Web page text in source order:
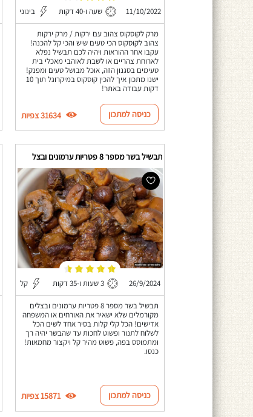
11/10/2022 שעה ו-40 דקות בינוני
מרק לקוסקוס צהוב עם ירקות / מרק ירקות
צהוב לקוסקוס הכי טעים שיש והכי קל להכנה!
עקבו אחר ההוראות ויהיה לכם תבשיל נפלא
לארוחת צהריים או לשבת לאוהבי מאכלי בית
טעימים בסגנון הזה, אוכל מבושל טעים ומפנק!
ישנו מתכון איך להכין קוסקוס במיקרוגל תוך 10
דקות עבודה באתר!
כניסה למתכון 31634 צפיות
תבשיל בשר מספר 8 פטריות ערמונים ובצל
26/9/2024 3 שעות ו-35 דקות קל
תבשיל בשר מספר 8 פטריות ערמונים ובצלים
מקורמלים שלא ישאיר את האורחים או המשפחה
אדישים! הכל קלי קלות בסיר אחד לשים הכל
לשלוח לתנור ופשוט לחכות עד שהבשר יהיה רך
ומתמוסס בפה, פשוט מהיר קל ויקצור מחמאות!
כנסו.
כניסה למתכון 15871 צפיות